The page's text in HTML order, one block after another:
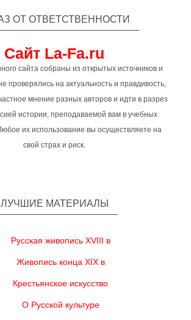
ОТ ОТВЕТСТВЕННОСТИ
Сайт La-Fa.ru
сайта собраны из открытых источников и
проверялись на актуальность и правдивость,
мнение разных авторов и идти в разрез
истории, преподаваемой вам в учебных
их использование вы осуществляете на
свой страх и риск.
ЛУЧШИЕ МАТЕРИАЛЫ
Русская живопись XVIII в
Живопись конца XIX в
Крестьянское искусство
О Русской культуре